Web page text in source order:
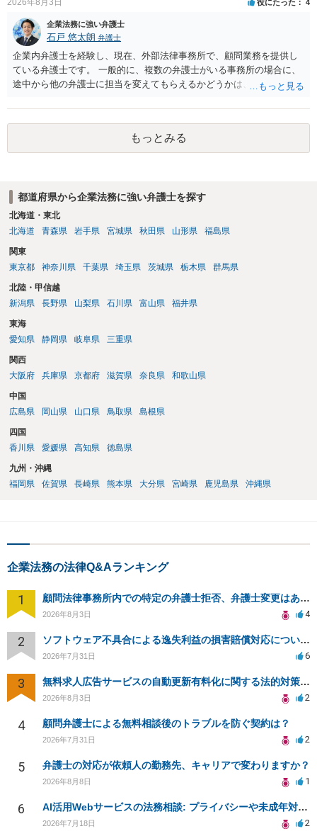
役にたった 4
企業法務に強い弁護士
石戸 悠太朗 弁護士
企業内弁護士を経験し、現在、外部法律事務所で、顧問業務を提供し
ている弁護士です。 一般的に、複数の弁護士がいる事務所の場合に、
途中から他の弁護士に担当を変えてもらえるかどうかは、当該事務所
が不満を抱いている弁護士を担当にすることは望ましくないため、別
の弁護士に変更するのが通常でしょう。それでも、担当弁護士を変え
てくれない場合は、他の弁護士の担当案件が一般で担当を変えられな
いなどの事情があるかと思います。 担当弁護士が変わらず、仕事内容
もっとみる
都道府県から企業法務に強い弁護士を探す
北海道・東北
北海道
青森県 岩手県 宮城県 秋田県 山形県 福島県
関東
東京都
神奈川県 千葉県 埼玉県 茨城県 栃木県 群馬県
北陸・甲信越
新潟県
長野県 山梨県 石川県 富山県 福井県
東海
愛知県
静岡県 岐阜県 三重県
関西
大阪府
兵庫県 京都府 滋賀県 奈良県 和歌山県
中国
広島県
岡山県 山口県 鳥取県 島根県
四国
香川県
愛媛県 高知県 徳島県
九州・沖縄
福岡県
佐賀県 長崎県 熊本県 大分県 宮崎県 鹿児島県 沖縄県
企業法務の法律Q&Aランキング
1 顧問法律事務所内での特定の弁護士拒否、弁護士変更はあり？一般論でも構いません。
2026年8月3日 4
2 ソフトウェア不具合による逸失利益の損害賠償対応について相談
2026年7月31日 6
3 無料求人広告サービスの自動更新有料化に関する法的対策は？
2026年8月3日 2
4 顧問弁護士による無料相談後のトラブルを防ぐ契約は？
2026年7月31日 2
5 弁護士の対応が依頼人の勤務先、キャリアで変わりますか？
2026年8月8日 1
6 AI活用Webサービスの法務相談: プライバシーや未成年対応など
2026年7月18日 2